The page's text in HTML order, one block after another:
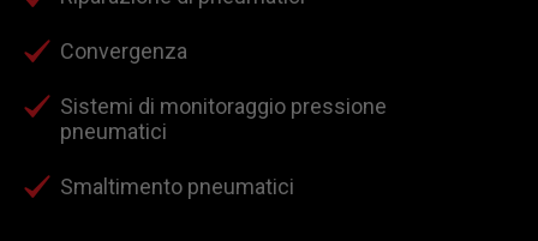
Convergenza
Sistemi di monitoraggio pressione
pneumatici
Smaltimento pneumatici